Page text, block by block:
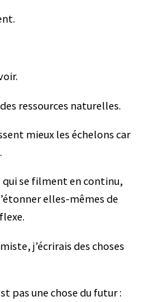
ressources naturelles.
mieux les échelons car
qui se filment en continu,
elles-mêmes de
j’écrirais des choses
pas une chose du futur :